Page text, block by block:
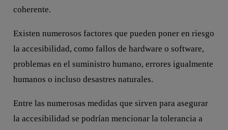
coherente.
Existen numerosos factores que pueden poner en riesgo
la accesibilidad, como fallos de hardware o software,
problemas en el suministro humano, errores igualmente
humanos o incluso desastres naturales.
Entre las numerosas medidas que sirven para asegurar
la accesibilidad se podrían mencionar la tolerancia a